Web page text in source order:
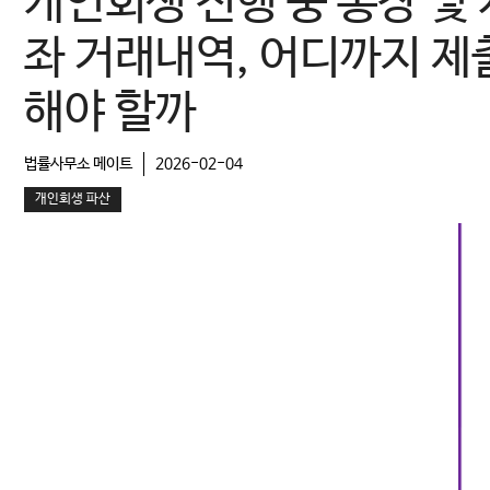
좌 거래내역, 어디까지 제
해야 할까
법률사무소 메이트 2026-02-04
개인회생 파산